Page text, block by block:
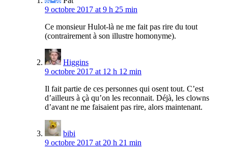
9 octobre 2017 at 9 h 25 min
Ce monsieur Hulot-là ne me fait pas rire du tout
(contrairement à son illustre homonyme).
Higgins
9 octobre 2017 at 12 h 12 min
Il fait partie de ces personnes qui osent tout. C’est
d’ailleurs à çà qu’on les reconnait. Déjà, les clowns
d’avant ne me faisaient pas rire, alors maintenant.
bibi
9 octobre 2017 at 20 h 21 min